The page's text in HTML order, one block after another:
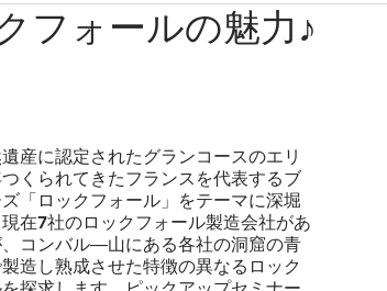
CAFAJ正会員 申込受付中 終了しました
フォールの魅力♪
産に認定されたグランコースのエリ
くられてきたフランスを代表するブ
「ロックフォール」をテーマに深堀
在7社のロックフォール製造会社があ
、コンバル―山にある各社の洞窟の青
造し熟成させた特徴の異なるロック